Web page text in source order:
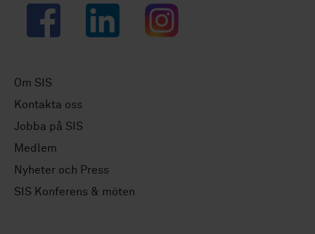
Facebook LinkedIn Instagram
Om SIS
Kontakta oss
Jobba på SIS
Medlem
Nyheter och Press
SIS Konferens & möten